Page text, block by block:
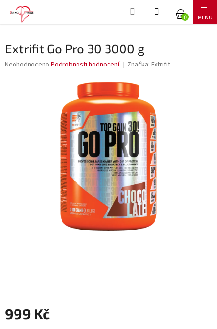
NÁKUPNÍ
Extrifit Go Pro 30 3000 g
Průměrné
Neohodnoceno Podrobnosti hodnocení Značka: Extrifit
999 Kč